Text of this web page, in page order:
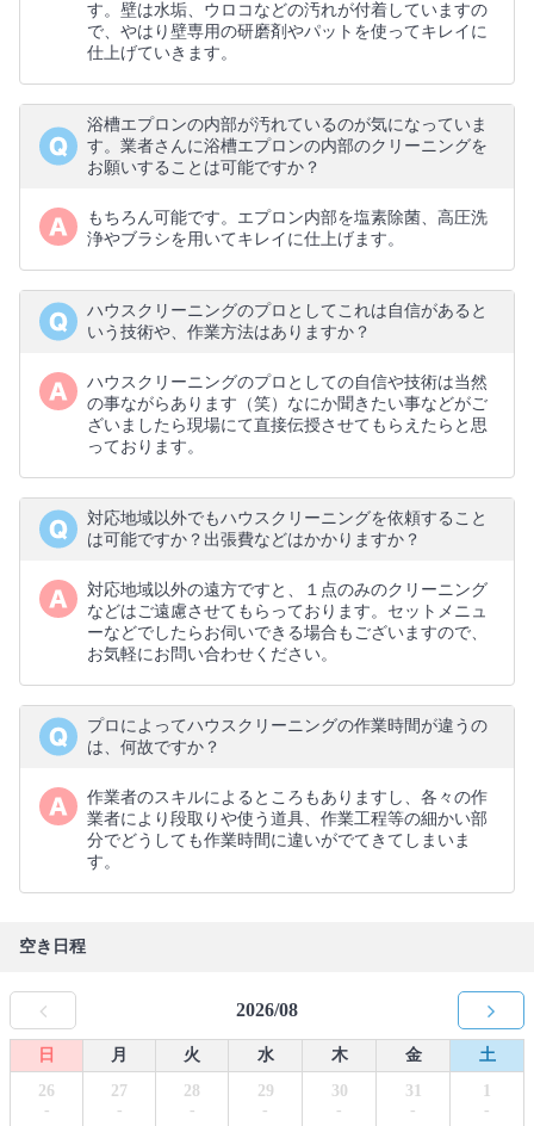
す。壁は水垢、ウロコなどの汚れが付着していますの
で、やはり壁専用の研磨剤やパットを使ってキレイに
仕上げていきます。
浴槽エプロンの内部が汚れているのが気になっていま
す。業者さんに浴槽エプロンの内部のクリーニングを
お願いすることは可能ですか？
もちろん可能です。エプロン内部を塩素除菌、高圧洗
浄やブラシを用いてキレイに仕上げます。
ハウスクリーニングのプロとしてこれは自信があると
いう技術や、作業方法はありますか？
ハウスクリーニングのプロとしての自信や技術は当然
の事ながらあります（笑）なにか聞きたい事などがご
ざいましたら現場にて直接伝授させてもらえたらと思
っております。
対応地域以外でもハウスクリーニングを依頼すること
は可能ですか？出張費などはかかりますか？
対応地域以外の遠方ですと、１点のみのクリーニング
などはご遠慮させてもらっております。セットメニュ
ーなどでしたらお伺いできる場合もございますので、
お気軽にお問い合わせください。
プロによってハウスクリーニングの作業時間が違うの
は、何故ですか？
作業者のスキルによるところもありますし、各々の作
業者により段取りや使う道具、作業工程等の細かい部
分でどうしても作業時間に違いがでてきてしまいま
す。
空き日程
2026/08
日 月 火 水 木 金
土
26
-
27
-
28
-
29
-
30
-
31
-
1
-